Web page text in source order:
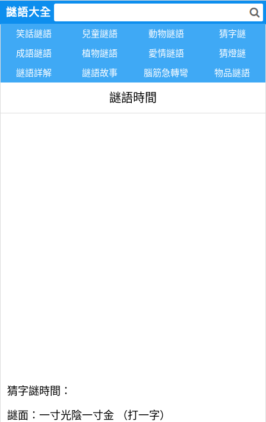
謎語大全
笑話謎語 兒童謎語 動物謎語
猜字謎
成語謎語
植物謎語 愛情謎語
猜燈謎
謎語詳解
謎語故事 腦筋急轉彎 物品謎語
謎語時間
猜字謎時間：
謎面：一寸光陰一寸金 （打一字）